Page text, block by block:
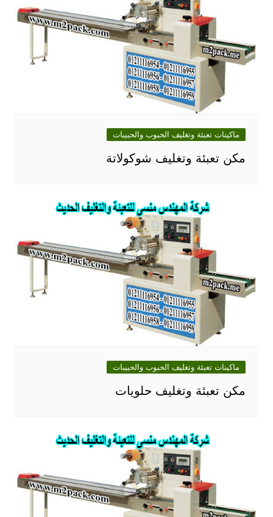
ماكينات تعبئة وتغليف الحبوب والحبيبات
مكن تعبئة وتغليف شوكولاتة
ماكينات تعبئة وتغليف الحبوب والحبيبات
مكن تعبئة وتغليف حلويات